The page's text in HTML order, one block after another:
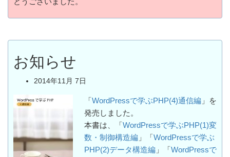
とうございました。
お知らせ
2014年11月 7日
「 WordPressで学ぶPHP(4)通信編 」を
発売しました。
本書は、「 WordPressで学ぶPHP(1)変
数・制御構造編 」「 WordPressで学ぶ
PHP(2)データ構造編 」「 WordPressで